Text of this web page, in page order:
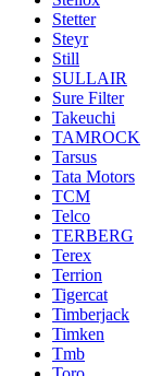
Stetter
Steyr
Still
SULLAIR
Sure Filter
Takeuchi
TAMROCK
Tarsus
Tata Motors
TCM
Telco
TERBERG
Terex
Terrion
Tigercat
Timberjack
Timken
Tmb